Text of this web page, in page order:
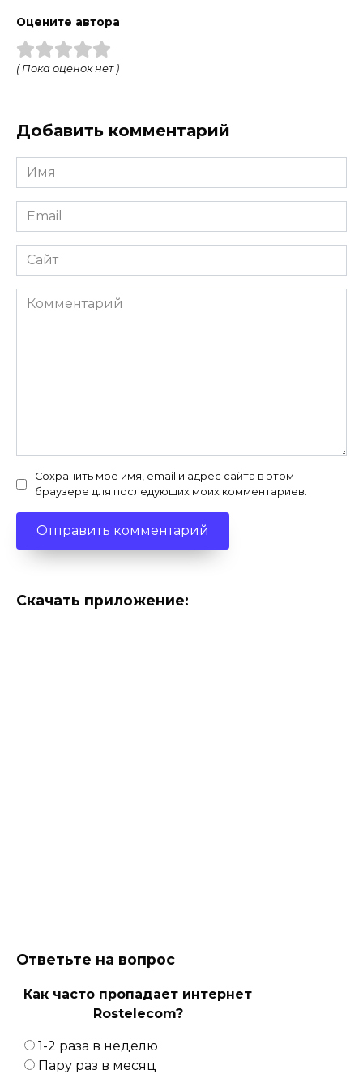
Оцените автора
( Пока оценок нет )
Добавить комментарий
Имя
*
Email
*
Сайт
Комментарий
Сохранить моё имя, email и адрес сайта в этом
браузере для последующих моих комментариев.
Скачать приложение:
Ответьте на вопрос
Как часто пропадает интернет
Rostelecom?
1-2 раза в неделю
Пару раз в месяц